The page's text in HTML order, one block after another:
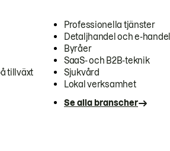
tillväxt
Professionella tjänster
Detaljhandel och e-handel
Byråer
SaaS- och B2B-teknik
Sjukvård
Lokal verksamhet
Se alla branscher